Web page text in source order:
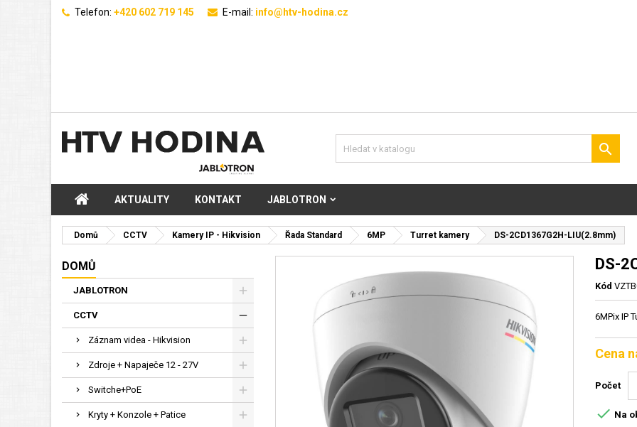
Telefon: +420 602 719 145 E-mail: info@htv-hodina.cz

AKTUALITY KONTAKT JABLOTRON
Domů CCTV Kamery IP - Hikvision Řada Standard 6MP Turret kamery DS-2CD1367G2H-LIU(2.8mm)
DOMŮ
JABLOTRON
CCTV
Záznam videa - Hikvision
Zdroje + Napaječe 12 - 27V
Switche+PoE
Kryty + Konzole + Patice
DS-
Kód
6MPix IP
Cena
Počet
 Na